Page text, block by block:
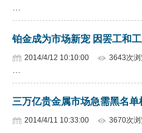
党建工作
企业文化
《资源再生》杂志
行情报价
数字报
铂金成为市场新宠 因罢工和
2014/4/12 10:10:00 3643次浏
三万亿贵金属市场急需黑名单
2014/4/11 10:33:00 3670次浏